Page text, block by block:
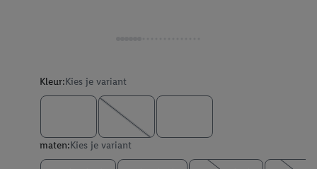
Kleur:Kies je variant
maten:Kies je variant